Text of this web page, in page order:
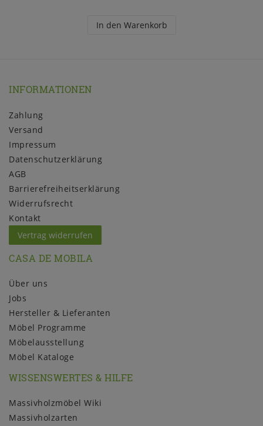
In den Warenkorb
INFORMATIONEN
Zahlung
Versand
Impressum
Daten­schutz­erklärung
AGB
Barrierefreiheitserklärung
Widerrufs­recht
Kontakt
Vertrag widerrufen
CASA DE MOBILA
Über uns
Jobs
Hersteller & Lieferanten
Möbel Programme
Möbelausstellung
Möbel Kataloge
WISSENSWERTES & HILFE
Massivholzmöbel Wiki
Massivholzarten